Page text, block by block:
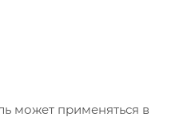
может применяться в